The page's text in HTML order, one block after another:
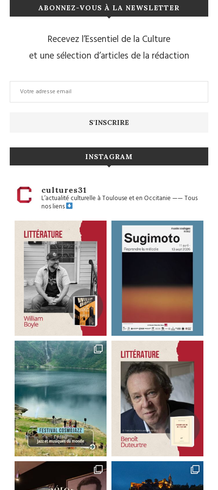
ABONNEZ-VOUS À LA NEWSLETTER
Recevez l’Essentiel de la Culture
et une sélection d’articles de la rédaction
INSTAGRAM
cultures31
L’actualité culturelle à Toulouse et en Occitanie——Tous
nos liens